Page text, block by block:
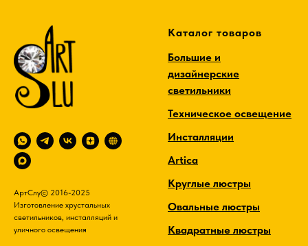
АртСлу© 2016-2025
Изготовление хрустальных
светильников, инсталляций и
уличного освещения
Каталог товаров
Большие и
дизайнерские
светильники
Техническое освещение
Инсталляции
Artica
Круглые люстры
Овальные люстры
Квадратные люстры